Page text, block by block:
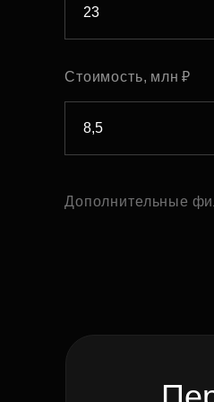
Стоимость, млн ₽
Дополнительные